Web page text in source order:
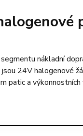
nákladní
24V halogenové
patic a